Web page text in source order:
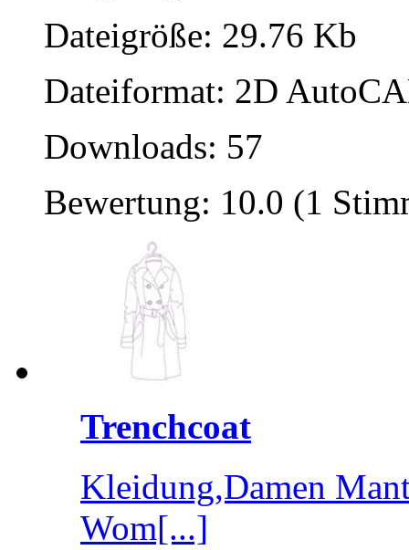
Dateigröße: 29.76 Kb
Dateiformat: 2D
Downloads: 57
Bewertung: 10.0 (1
Trenchcoat
Kleidung,Damen
Wom[...]